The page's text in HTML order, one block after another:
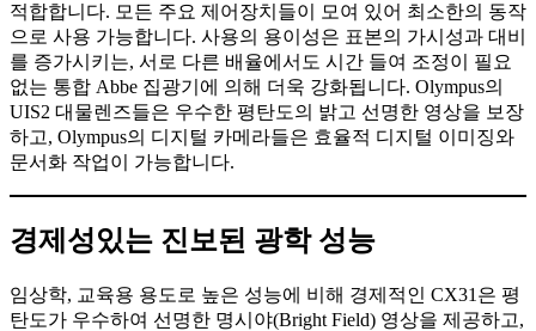
적합합니다. 모든 주요 제어장치들이 모여 있어 최소한의 동작
으로 사용 가능합니다. 사용의 용이성은 표본의 가시성과 대비
를 증가시키는, 서로 다른 배율에서도 시간 들여 조정이 필요
없는 통합 Abbe 집광기에 의해 더욱 강화됩니다. Olympus의
UIS2 대물렌즈들은 우수한 평탄도의 밝고 선명한 영상을 보장
하고, Olympus의 디지털 카메라들은 효율적 디지털 이미징와
문서화 작업이 가능합니다.
경제성있는 진보된 광학 성능
임상학, 교육용 용도로 높은 성능에 비해 경제적인 CX31은 평
탄도가 우수하여 선명한 명시야(Bright Field) 영상을 제공하고,